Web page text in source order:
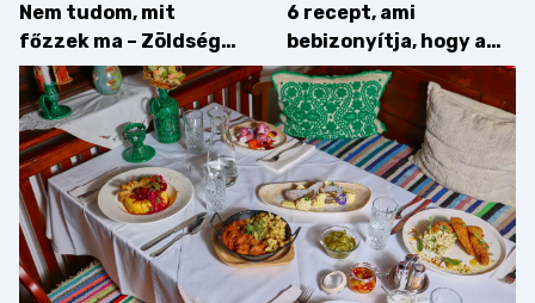
Nem tudom, mit
főzzek ma – Zöldség
minden mennyiségben
6 recept, ami
bebizonyítja, hogy a
barack húsok mellé is
zseniális